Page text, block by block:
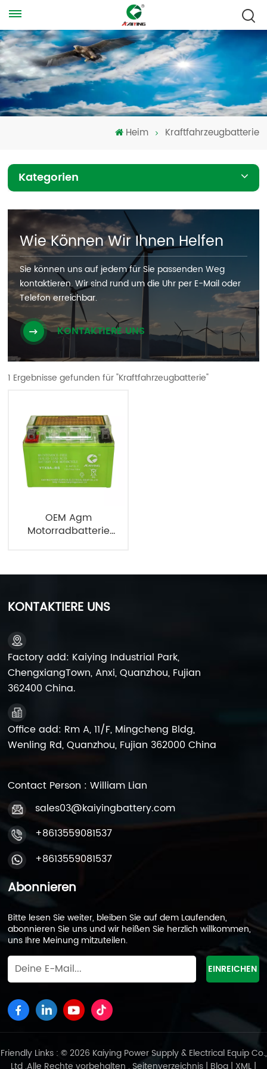
Heim Kraftfahrzeugbatterie
Kategorien
Wie Können Wir Ihnen Helfen
Sie können uns auf jedem für Sie passenden Weg
kontaktieren. Wir sind rund um die Uhr per E-Mail oder
Telefon erreichbar.
KONTAKTIERE UNS
1 Ergebnisse gefunden für "Kraftfahrzeugbatterie"
OEM Agm
Motorradbatterie
KONTAKTIERE UNS
Factory add: Kaiying Industrial Park,
ChengxiangTown, Anxi, Quanzhou, Fujian
362400 China.
Office add: Rm A, 11/F, Mingcheng Bldg,
Wenling Rd, Quanzhou, Fujian 362000 China
Contact Person : William Lian
sales03@kaiyingbattery.com
+8613559081537
+8613559081537
Abonnieren
Bitte lesen Sie weiter, bleiben Sie auf dem Laufenden,
abonnieren Sie uns und wir heißen Sie herzlich willkommen,
uns Ihre Meinung mitzuteilen.
Friendly Links : © 2026 Kaiying Power Supply & Electrical Equip Co.,